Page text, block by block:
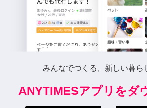
みんなでつくる、新しい暮ら
ANYTIMESアプリをダ